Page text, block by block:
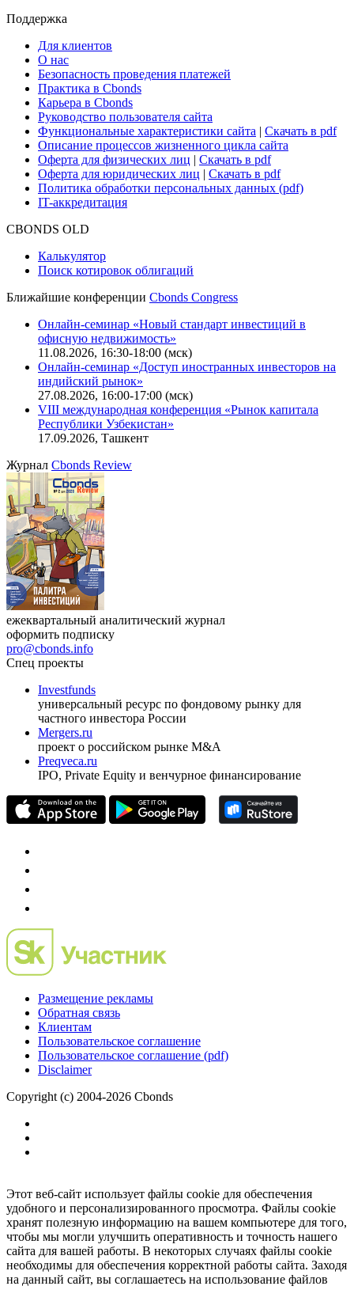
Поддержка
Для клиентов
О нас
Безопасность проведения платежей
Практика в Cbonds
Карьера в Cbonds
Руководство пользователя сайта
Функциональные характеристики сайта | Скачать в pdf
Описание процессов жизненного цикла сайта
Оферта для физических лиц | Скачать в pdf
Оферта для юридических лиц | Скачать в pdf
Политика обработки персональных данных (pdf)
IT-аккредитация
CBONDS OLD
Калькулятор
Поиск котировок облигаций
Ближайшие конференции Cbonds Congress
Онлайн-семинар «Новый стандарт инвестиций в
офисную недвижимость»
11.08.2026, 16:30-18:00 (мск)
Онлайн-семинар «Доступ иностранных инвесторов на
индийский рынок»
27.08.2026, 16:00-17:00 (мск)
VIII международная конференция «Рынок капитала
Республики Узбекистан»
17.09.2026, Ташкент
Журнал Cbonds Review
ежеквартальный аналитический журнал
оформить подписку
pro@cbonds.info
Спец проекты
Investfunds
универсальный ресурс по фондовому рынку для
частного инвестора России
Mergers.ru
проект о российском рынке M&A
Preqveca.ru
IPO, Private Equity и венчурное финансирование
Размещение рекламы
Обратная связь
Клиентам
Пользовательское соглашение
Пользовательское соглашение (pdf)
Disclaimer
Copyright (c) 2004-2026 Cbonds
Этот веб-сайт использует файлы cookie для обеспечения
удобного и персонализированного просмотра. Файлы cookie
хранят полезную информацию на вашем компьютере для того,
чтобы мы могли улучшить оперативность и точность нашего
сайта для вашей работы. В некоторых случаях файлы cookie
необходимы для обеспечения корректной работы сайта. Заходя
на данный сайт, вы соглашаетесь на использование файлов